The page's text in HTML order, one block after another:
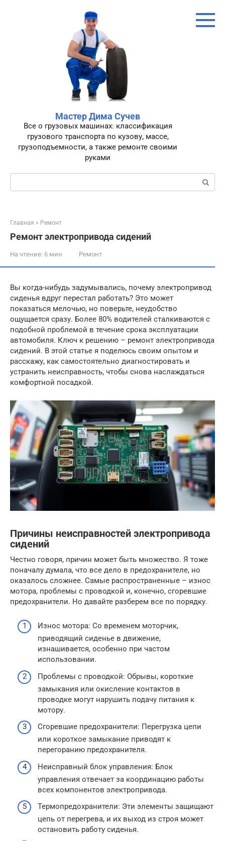
Мастер Дима Сучев
Все о грузовых машинах: классификация
грузового транспорта по кузову, массе,
грузоподъемности, а также ремонте своими
руками
Поиск:
Главная » Ремонт
Ремонт электропривода сидений
На чтение: 6 мин Ремонт
Вы когда-нибудь задумывались, почему электропривод
сиденья вдруг перестал работать? Это может
показаться мелочью, но поверьте, неудобство
ощущается сразу. Более 80% водителей сталкиваются с
подобной проблемой в течение срока эксплуатации
автомобиля. Ключ к решению – ремонт электропривода
сидений. В этой статье я поделюсь своим опытом и
расскажу, как самостоятельно диагностировать и
устранить неисправность, чтобы снова наслаждаться
комфортной посадкой.
Причины неисправностей электропривода
сидений
Честно говоря, причин может быть множество. Я тоже
поначалу думала, что все дело в предохранителе, но
оказалось сложнее. Самые распространенные – износ
мотора, проблемы с проводкой и, конечно, сгоревшие
предохранители. Но давайте разберем все по порядку.
Износ мотора: Со временем моторчик,
приводящий сиденье в движение,
изнашивается, особенно при частом
использовании.
Проблемы с проводкой: Обрывы, короткие
замыкания или окисление контактов в
проводке могут нарушить подачу питания к
мотору.
Сгоревшие предохранители: Перегрузка цепи
или короткое замыкание приводят к
перегоранию предохранителя.
Неисправный блок управления: Блок
управления отвечает за координацию работы
всех компонентов электропривода.
Термопредохранители: Эти элементы защищают
цепь от перегрева, и их выход из строя может
остановить работу сиденья.